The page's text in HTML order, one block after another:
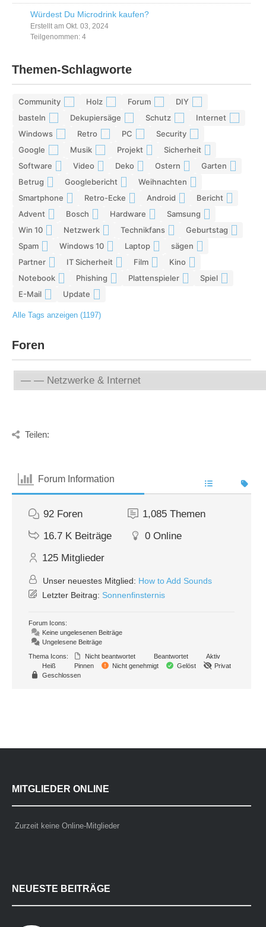
Würdest Du Microdrink kaufen?
Erstellt am Okt. 03, 2024
Teilgenommen: 4
Themen-Schlagworte
Community Holz Forum DIY
basteln Dekupiersäge Schutz Internet
Windows Retro PC Security
Google Musik Projekt Sicherheit
Software Video Deko Ostern Garten
Betrug Googlebericht Weihnachten
Smartphone Retro-Ecke Android Bericht
Advent Bosch Hardware Samsung
Win 10 Netzwerk Technikfans Geburtstag
Spam Windows 10 Laptop sägen
Partner IT Sicherheit Film Kino
Notebook Phishing Plattenspieler Spiel
E-Mail Update
Alle Tags anzeigen (1197)
Foren
Teilen:
Forum Information
92 Foren 1,085 Themen
16.7 K Beiträge 0 Online
125 Mitglieder
Unser neuestes Mitglied: How to Add Sounds
Letzter Beitrag: Sonnenfinsternis
Forum Icons:
Keine ungelesenen Beiträge
Ungelesene Beiträge
Thema Icons:
Nicht beantwortet Beantwortet
Aktiv
Heiß
Pinnen Nicht genehmigt Gelöst
Privat
Geschlossen
MITGLIEDER ONLINE
Zurzeit keine Online-Mitglieder
NEUESTE BEITRÄGE